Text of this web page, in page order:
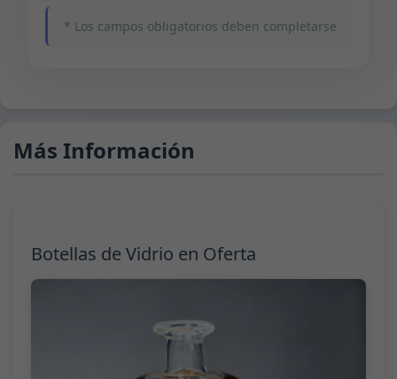
* Los campos obligatorios deben completarse
Más Información
Botellas de Vidrio en Oferta